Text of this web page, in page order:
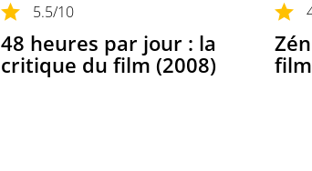
5.5/10
48 heures par jour : la
critique du film (2008)